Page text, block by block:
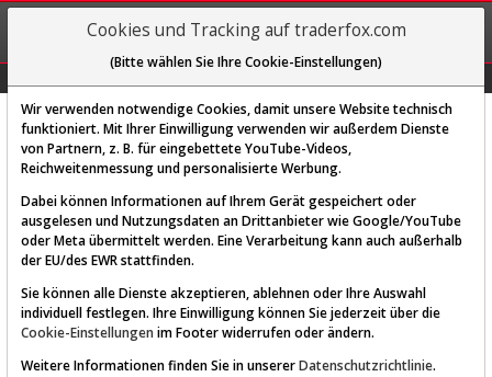
REGIS-
TRIEREN
Diese Funktion ist nur für
AKTIEN-TERMINAL
Cookies und Tracking auf traderfox.com
(Bitte wählen Sie Ihre Cookie-Einstellungen)
Wir verwenden notwendige Cookies, damit unsere Website technisch
funktioniert. Mit Ihrer Einwilligung verwenden wir außerdem Dienste
von Partnern, z. B. für eingebettete YouTube-Videos,
Reichweitenmessung und personalisierte Werbung.
Dabei können Informationen auf Ihrem Gerät gespeichert oder
ausgelesen und Nutzungsdaten an Drittanbieter wie Google/YouTube
oder Meta übermittelt werden. Eine Verarbeitung kann auch außerhalb
der EU/des EWR stattfinden.
Sie können alle Dienste akzeptieren, ablehnen oder Ihre Auswahl
individuell festlegen. Ihre Einwilligung können Sie jederzeit über die
Cookie-Einstellungen im Footer widerrufen oder ändern.
Weitere Informationen finden Sie in unsererDatenschutzrichtlinie.